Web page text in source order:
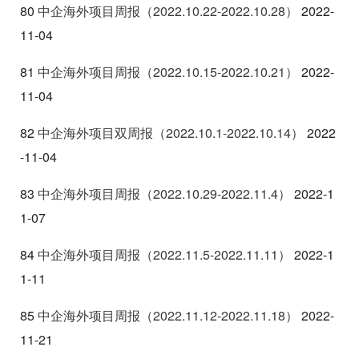
80 中企海外项目周报（2022.10.22-2022.10.28）
2022-
11-04
81 中企海外项目周报（2022.10.15-2022.10.21 ）
2022-
11-04
82 中企海外项目双周报（2022.10.1-2022.10.14）
2022
-11-04
83 中企海外项目周报（2022.10.29-2022.11.4）
2022-1
1-07
84 中企海外项目周报（2022.11.5-2022.11.11 ）
2022-1
1-11
85 中企海外项目周报（2022.11.12-2022.11.18）
2022-
11-21